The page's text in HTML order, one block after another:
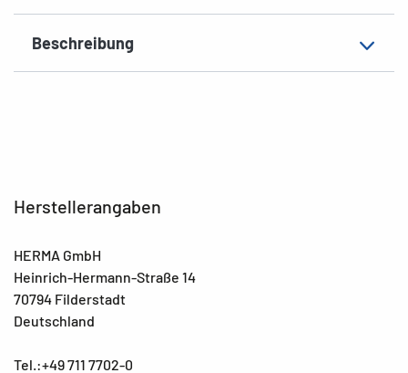
Beschreibung
Herstellerangaben
HERMA GmbH
Heinrich-Hermann-Straße 14
70794 Filderstadt
Deutschland
Tel.:+49 711 7702-0